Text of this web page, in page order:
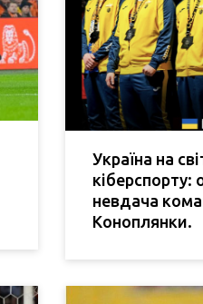
Україна на
кіберспорту:
невдача
Коноплянки.